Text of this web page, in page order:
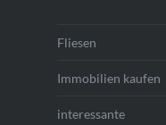
Fliesen
Immobilien kaufen
interessante